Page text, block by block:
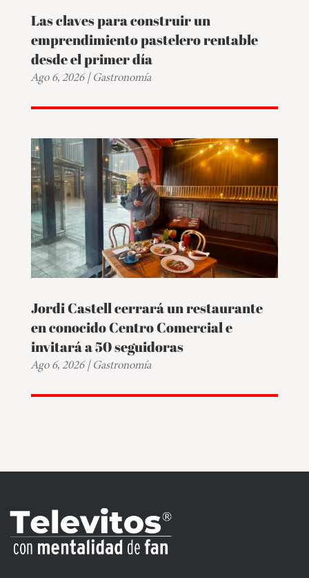
Las claves para construir un
emprendimiento pastelero rentable
desde el primer día
Ago 6, 2026|Gastronomía
Jordi Castell cerrará un restaurante
en conocido Centro Comercial e
invitará a 50 seguidoras
Ago 6, 2026|Gastronomía